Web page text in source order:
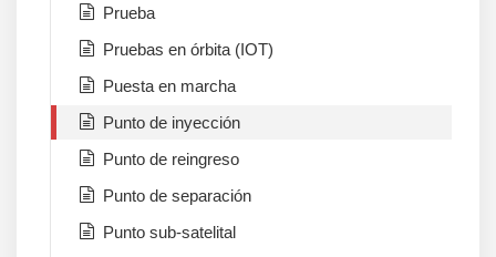
Prueba
Pruebas en órbita (IOT)
Puesta en marcha
Punto de inyección
Punto de reingreso
Punto de separación
Punto sub-satelital